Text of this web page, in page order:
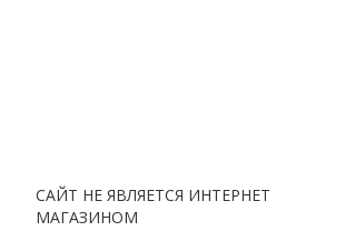
САЙТ НЕ ЯВЛЯЕТСЯ ИНТЕРНЕТ
МАГАЗИНОМ